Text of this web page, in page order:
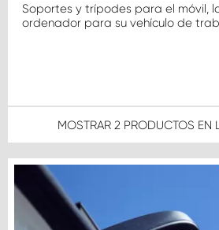
Soportes y trípodes para el móvil,
ordenador para su vehículo de
MOSTRAR 2 PRODUCTOS EN